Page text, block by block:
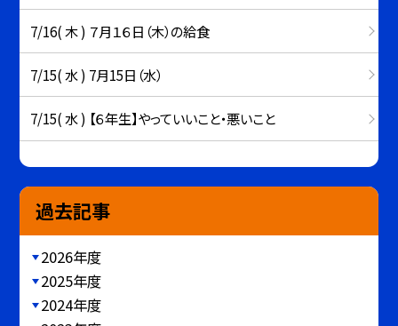
7/16( 木 ) ７月１６日（木）の給食
7/15( 水 ) 7月15日（水）
7/15( 水 ) 【６年生】やっていいこと・悪いこと
過去記事
2026年度
2025年度
2024年度